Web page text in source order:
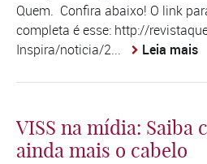
Quem. Confira abaixo! O link
completa é esse: http://
Inspira/noticia/2...
Leia mais
VISS na mídia: Saiba
ainda mais o cabelo